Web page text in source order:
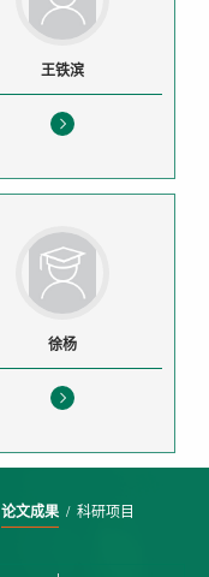
王铁滨
徐杨
论文成果/ 科研项目